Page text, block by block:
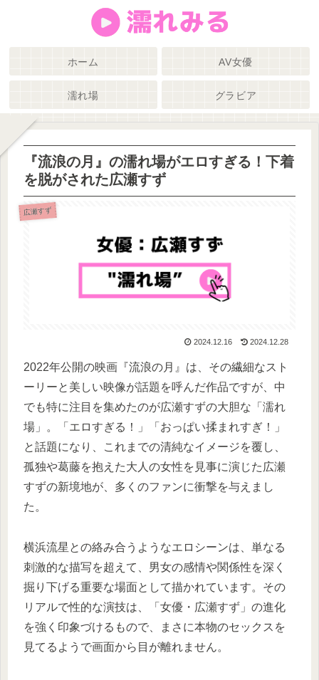
ホーム AV女優
濡れ場 グラビア
『流浪の月』の濡れ場がエロすぎる！下着
を脱がされた広瀬すず
広瀬すず
2024.12.16 2024.12.28
2022年公開の映画『流浪の月』は、その繊細なスト
ーリーと美しい映像が話題を呼んだ作品ですが、中
でも特に注目を集めたのが広瀬すずの大胆な「濡れ
場」。「エロすぎる！」「おっぱい揉まれすぎ！」
と話題になり、これまでの清純なイメージを覆し、
孤独や葛藤を抱えた大人の女性を見事に演じた広瀬
すずの新境地が、多くのファンに衝撃を与えまし
た。
横浜流星との絡み合うようなエロシーンは、単なる
刺激的な描写を超えて、男女の感情や関係性を深く
掘り下げる重要な場面として描かれています。その
リアルで性的な演技は、「女優・広瀬すず」の進化
を強く印象づけるもので、まさに本物のセックスを
見てるようで画面から目が離れません。